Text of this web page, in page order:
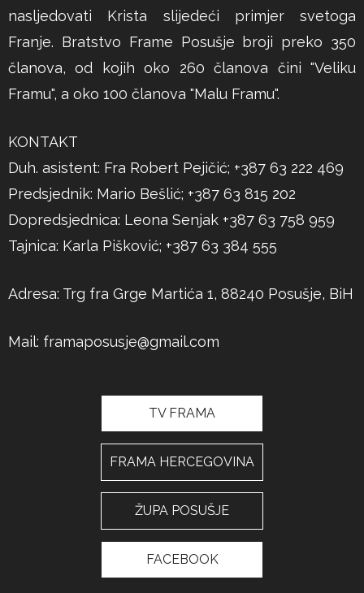
nasljedovati Krista slijedeći primjer svetoga
Franje. Bratstvo Frame Posušje broji preko 350
članova, od kojih oko 260 članova čini "Veliku
Framu", a oko 100 članova "Malu Framu".
KONTAKT
Duh. asistent: Fra Robert Pejičić; +387 63 222 469
Predsjednik: Mario Bešlić; +387 63 815 202
Dopredsjednica: Leona Senjak +387 63 758 959
Tajnica: Karla Pišković; +387 63 384 555
Adresa: Trg fra Grge Martića 1, 88240 Posušje, BiH
Mail: framaposusje@gmail.com
TV FRAMA
FRAMA HERCEGOVINA
ŽUPA POSUŠJE
FACEBOOK